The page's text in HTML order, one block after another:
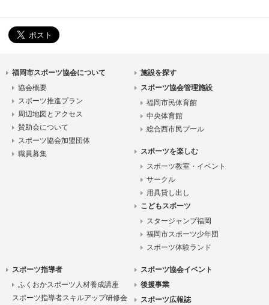
福岡市スポーツ協会について
協会概要
スポーツ推進プラン
周辺地図とアクセス
賛助会について
スポーツ協会加盟団体
職員募集
施設を探す
スポーツ協会管理施設
福岡市民体育館
中央体育館
総合西市民プール
スポーツを楽しむ
スポーツ教室・イベント
サークル
用具貸し出し
こどもスポーツ
スタージャンプ福岡
福岡市スポーツ少年団
スポーツ体験ランド
スポーツ指導者
ふくおかスポーツ人材養成講座
スポーツ指導者スキルアップ研修会
スポーツ協会イベント
後援事業
スポーツ広報誌